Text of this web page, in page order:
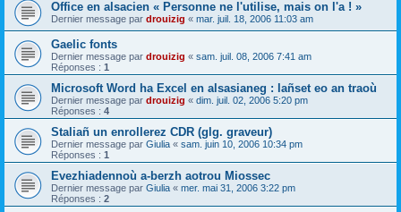
Office en alsacien « Personne ne l'utilise, mais on l'a ! »
Dernier message par drouizig « mar. juil. 18, 2006 11:03 am
Gaelic fonts
Dernier message par drouizig « sam. juil. 08, 2006 7:41 am
Réponses : 1
Microsoft Word ha Excel en alsasianeg : lañset eo an traoù
Dernier message par drouizig « dim. juil. 02, 2006 5:20 pm
Réponses : 4
Staliañ un enrollerez CDR (glg. graveur)
Dernier message par Giulia « sam. juin 10, 2006 10:34 pm
Réponses : 1
Evezhiadennoù a-berzh aotrou Miossec
Dernier message par Giulia « mer. mai 31, 2006 3:22 pm
Réponses : 2